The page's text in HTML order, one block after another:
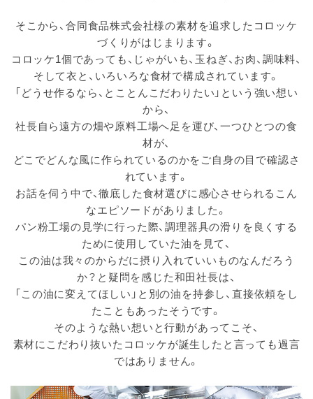
そこから、合同食品株式会社様の素材を追求したコロッケ
づくりがはじまります。
コロッケ1個であっても、じゃがいも、玉ねぎ、お肉、調味料、
そして衣と、いろいろな食材で構成されています。
「どうせ作るなら、とことんこだわりたい」という強い想い
から、
社長自ら遠方の畑や原料工場へ足を運び、一つひとつの食
材が、
どこでどんな風に作られているのかをご自身の目で確認さ
れています。
お話を伺う中で、徹底した食材選びに感心させられるこん
なエピソードがありました。
パン粉工場の見学に行った際、調理器具の滑りを良くする
ために使用していた油を見て、
この油は我々のからだに摂り入れていいものなんだろう
か？と疑問を感じた和田社長は、
「この油に変えてほしい」と別の油を持参し、直接依頼をし
たこともあったそうです。
そのような熱い想いと行動があってこそ、
素材にこだわり抜いたコロッケが誕生したと言っても過言
ではありません。